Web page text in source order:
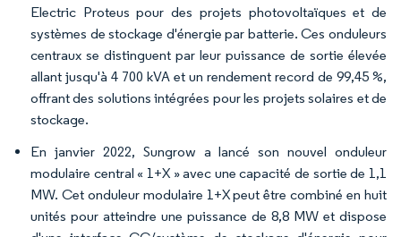
Electric Proteus pour des projets photovoltaïques et de
systèmes de stockage d'énergie par batterie. Ces onduleurs
centraux se distinguent par leur puissance de sortie élevée
allant jusqu'à 4 700 kVA et un rendement record de 99,45 %,
offrant des solutions intégrées pour les projets solaires et de
stockage.
En janvier 2022, Sungrow a lancé son nouvel onduleur
modulaire central « 1+X » avec une capacité de sortie de 1,1
MW. Cet onduleur modulaire 1+X peut être combiné en huit
unités pour atteindre une puissance de 8,8 MW et dispose